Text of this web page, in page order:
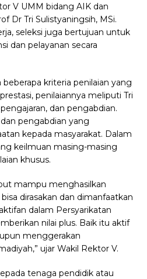
V UMM bidang AIK dan
Dr Tri Sulistyaningsih, MSi.
seleksi juga bertujuan untuk
dan pelayanan secara
beberapa kriteria penilaian yang
penilaiannya meliputi Tri
dan pengabdian.
pengabdian yang
kepada masyarakat. Dalam
keilmuan masing-masing
khusus.
mampu menghasilkan
dirasakan dan dimanfaatkan
dalam Persyarikatan
nilai plus. Baik itu aktif
menggerakan
ujar Wakil Rektor V.
tenaga pendidik atau